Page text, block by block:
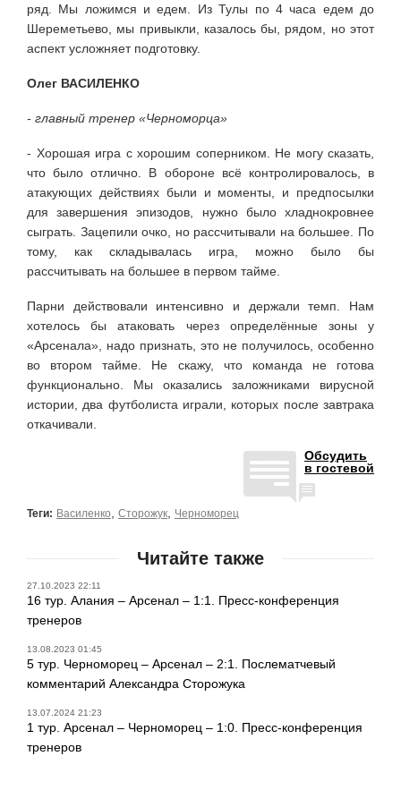
ряд. Мы ложимся и едем. Из Тулы по 4 часа едем до
Шереметьево, мы привыкли, казалось бы, рядом, но этот
аспект усложняет подготовку.
Олег ВАСИЛЕНКО
- главный тренер «Черноморца»
- Хорошая игра с хорошим соперником. Не могу сказать,
что было отлично. В обороне всё контролировалось, в
атакующих действиях были и моменты, и предпосылки
для завершения эпизодов, нужно было хладнокровнее
сыграть. Зацепили очко, но рассчитывали на большее. По
тому, как складывалась игра, можно было бы
рассчитывать на большее в первом тайме.
Парни действовали интенсивно и держали темп. Нам
хотелось бы атаковать через определённые зоны у
«Арсенала», надо признать, это не получилось, особенно
во втором тайме. Не скажу, что команда не готова
функционально. Мы оказались заложниками вирусной
истории, два футболиста играли, которых после завтрака
откачивали.
Обсудить
в гостевой
Теги: Василенко Сторожук Черноморец
Читайте также
27.10.2023 22:11
16 тур. Алания – Арсенал – 1:1. Пресс-конференция
тренеров
13.08.2023 01:45
5 тур. Черноморец – Арсенал – 2:1. Послематчевый
комментарий Александра Сторожука
13.07.2024 21:23
1 тур. Арсенал – Черноморец – 1:0. Пресс-конференция
тренеров